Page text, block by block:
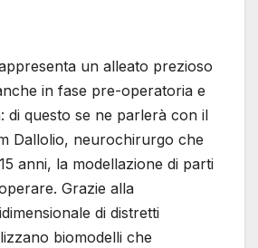
un alleato prezioso
in fase pre-operatoria e
di questo se ne parlerà con il
Dallolio, neurochirurgo che
anni, la modellazione di parti
Grazie alla
di distretti
biomodelli che